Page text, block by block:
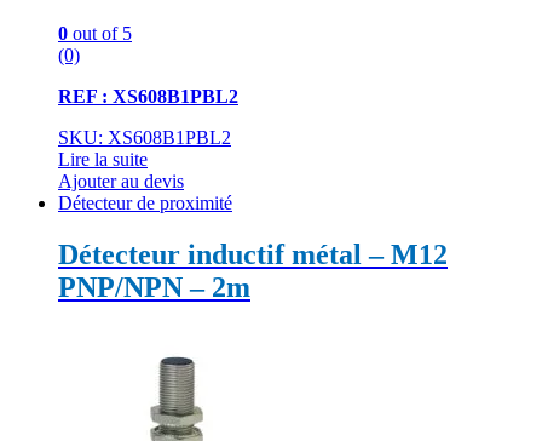
0 out of 5
(0)
REF : XS608B1PBL2
SKU: XS608B1PBL2
Lire la suite
Ajouter au devis
Détecteur de proximité
Détecteur inductif métal – M12
PNP/NPN – 2m